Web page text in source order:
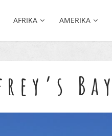
AFRIKA AMERIKA
Bay